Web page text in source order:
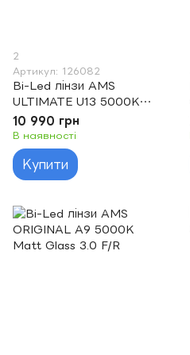
2
Артикул: 126082
Bi-Led лінзи AMS
ULTIMATE U13 5000K
Matt Glass 3.0 F/R
10 990 грн
В наявності
Купити